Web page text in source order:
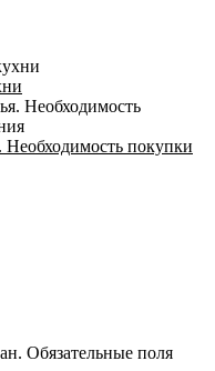
покупки
Обязательные поля